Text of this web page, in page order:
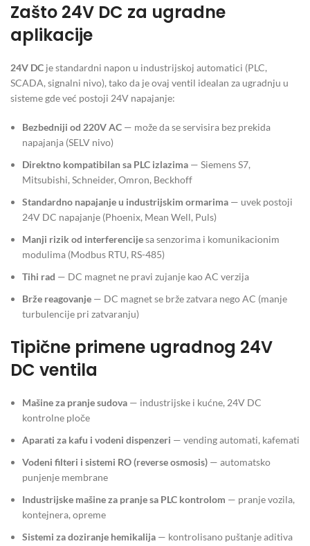
Zašto 24V DC za ugradne
aplikacije
24V DC je standardni napon u industrijskoj automatici (PLC,
SCADA, signalni nivo), tako da je ovaj ventil idealan za ugradnju u
sisteme gde već postoji 24V napajanje:
Bezbedniji od 220V AC — može da se servisira bez prekida
napajanja (SELV nivo)
Direktno kompatibilan sa PLC izlazima — Siemens S7,
Mitsubishi, Schneider, Omron, Beckhoff
Standardno napajanje u industrijskim ormarima — uvek postoji
24V DC napajanje (Phoenix, Mean Well, Puls)
Manji rizik od interferencijesa senzorima i komunikacionim
modulima (Modbus RTU, RS-485)
Tihi rad — DC magnet ne pravi zujanje kao AC verzija
Brže reagovanje — DC magnet se brže zatvara nego AC (manje
turbulencije pri zatvaranju)
Tipične primene ugradnog 24V
DC ventila
Mašine za pranje sudova — industrijske i kućne, 24V DC
kontrolne ploče
Aparati za kafu i vodeni dispenzeri — vending automati, kafemati
Vodeni filteri i sistemi RO (reverse osmosis) — automatsko
punjenje membrane
Industrijske mašine za pranje sa PLC kontrolom — pranje vozila,
kontejnera, opreme
Sistemi za doziranje hemikalija — kontrolisano puštanje aditiva